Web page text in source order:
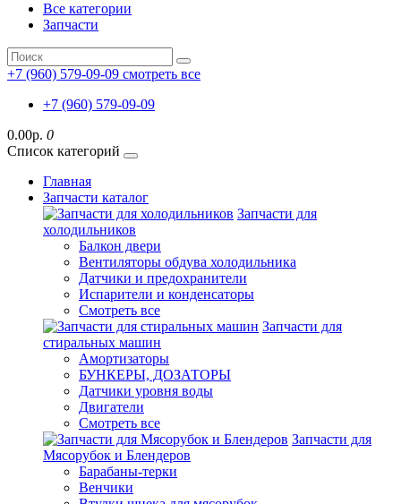
Все категории
Запчасти
+7 (960) 579-09-09 смотреть все
+7 (960) 579-09-09
0.00р. 0
Список категорий
Главная
Запчасти каталог
Запчасти для
холодильников
Балкон двери
Вентиляторы обдува холодильника
Датчики и предохранители
Испарители и конденсаторы
Смотреть все
Запчасти для
стиральных машин
Амортизаторы
БУНКЕРЫ, ДОЗАТОРЫ
Датчики уровня воды
Двигатели
Смотреть все
Запчасти для
Мясорубок и Блендеров
Барабаны-терки
Венчики